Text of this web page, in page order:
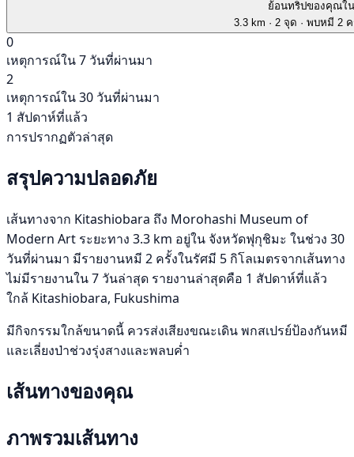
ย้อนทริปของคุณใ
3.3 km · 2 จุด · พบหมี 2
0
เหตุการณ์ใน 7 วันที่ผ่านมา
2
เหตุการณ์ใน 30 วันที่ผ่านมา
1 สัปดาห์ที่แล้ว
การปรากฏตัวล่าสุด
สรุปความปลอดภัย
เส้นทางจาก Kitashiobara ถึง Morohashi Museum of
Modern Art ระยะทาง 3.3 km อยู่ใน จังหวัดฟุกุชิมะ ในช่วง 30
วันที่ผ่านมา มีรายงานหมี 2 ครั้งในรัศมี 5 กิโลเมตรจากเส้นทาง
ไม่มีรายงานใน 7 วันล่าสุด รายงานล่าสุดคือ 1 สัปดาห์ที่แล้ว
ใกล้ Kitashiobara, Fukushima
มีกิจกรรมใกล้ขนาดนี้ ควรส่งเสียงขณะเดิน พกสเปรย์ป้องกันหมี
และเลี่ยงป่าช่วงรุ่งสางและพลบค่ำ
เส้นทางของคุณ
ภาพรวมเส้นทาง